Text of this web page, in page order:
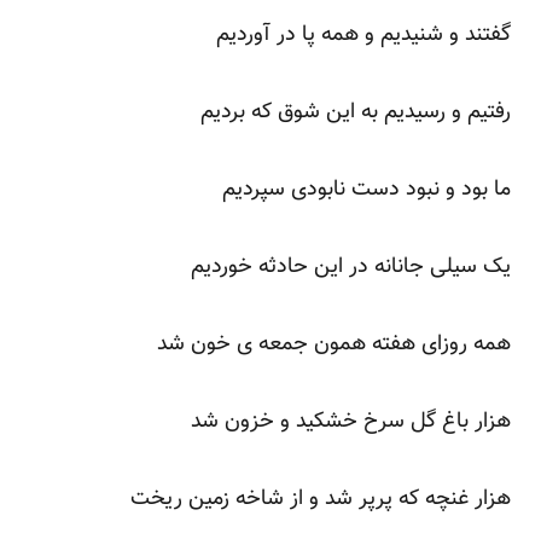
گفتند و شنیدیم و همه پا در آوردیم
رفتیم و رسیدیم به این شوق که بردیم
ما بود و نبود دست نابودی سپردیم
یک سیلی جانانه در این حادثه خوردیم
همه روزای هفته همون جمعه ی خون شد
هزار باغ گل سرخ خشکید و خزون شد
هزار غنچه که پرپر شد و از شاخه زمین ریخت